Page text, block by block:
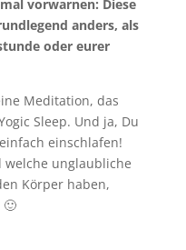
vorwarnen: Diese
anders, als
oder eurer
Meditation, das
Sleep. Und ja, Du
einschlafen!
welche unglaubliche
Körper haben,